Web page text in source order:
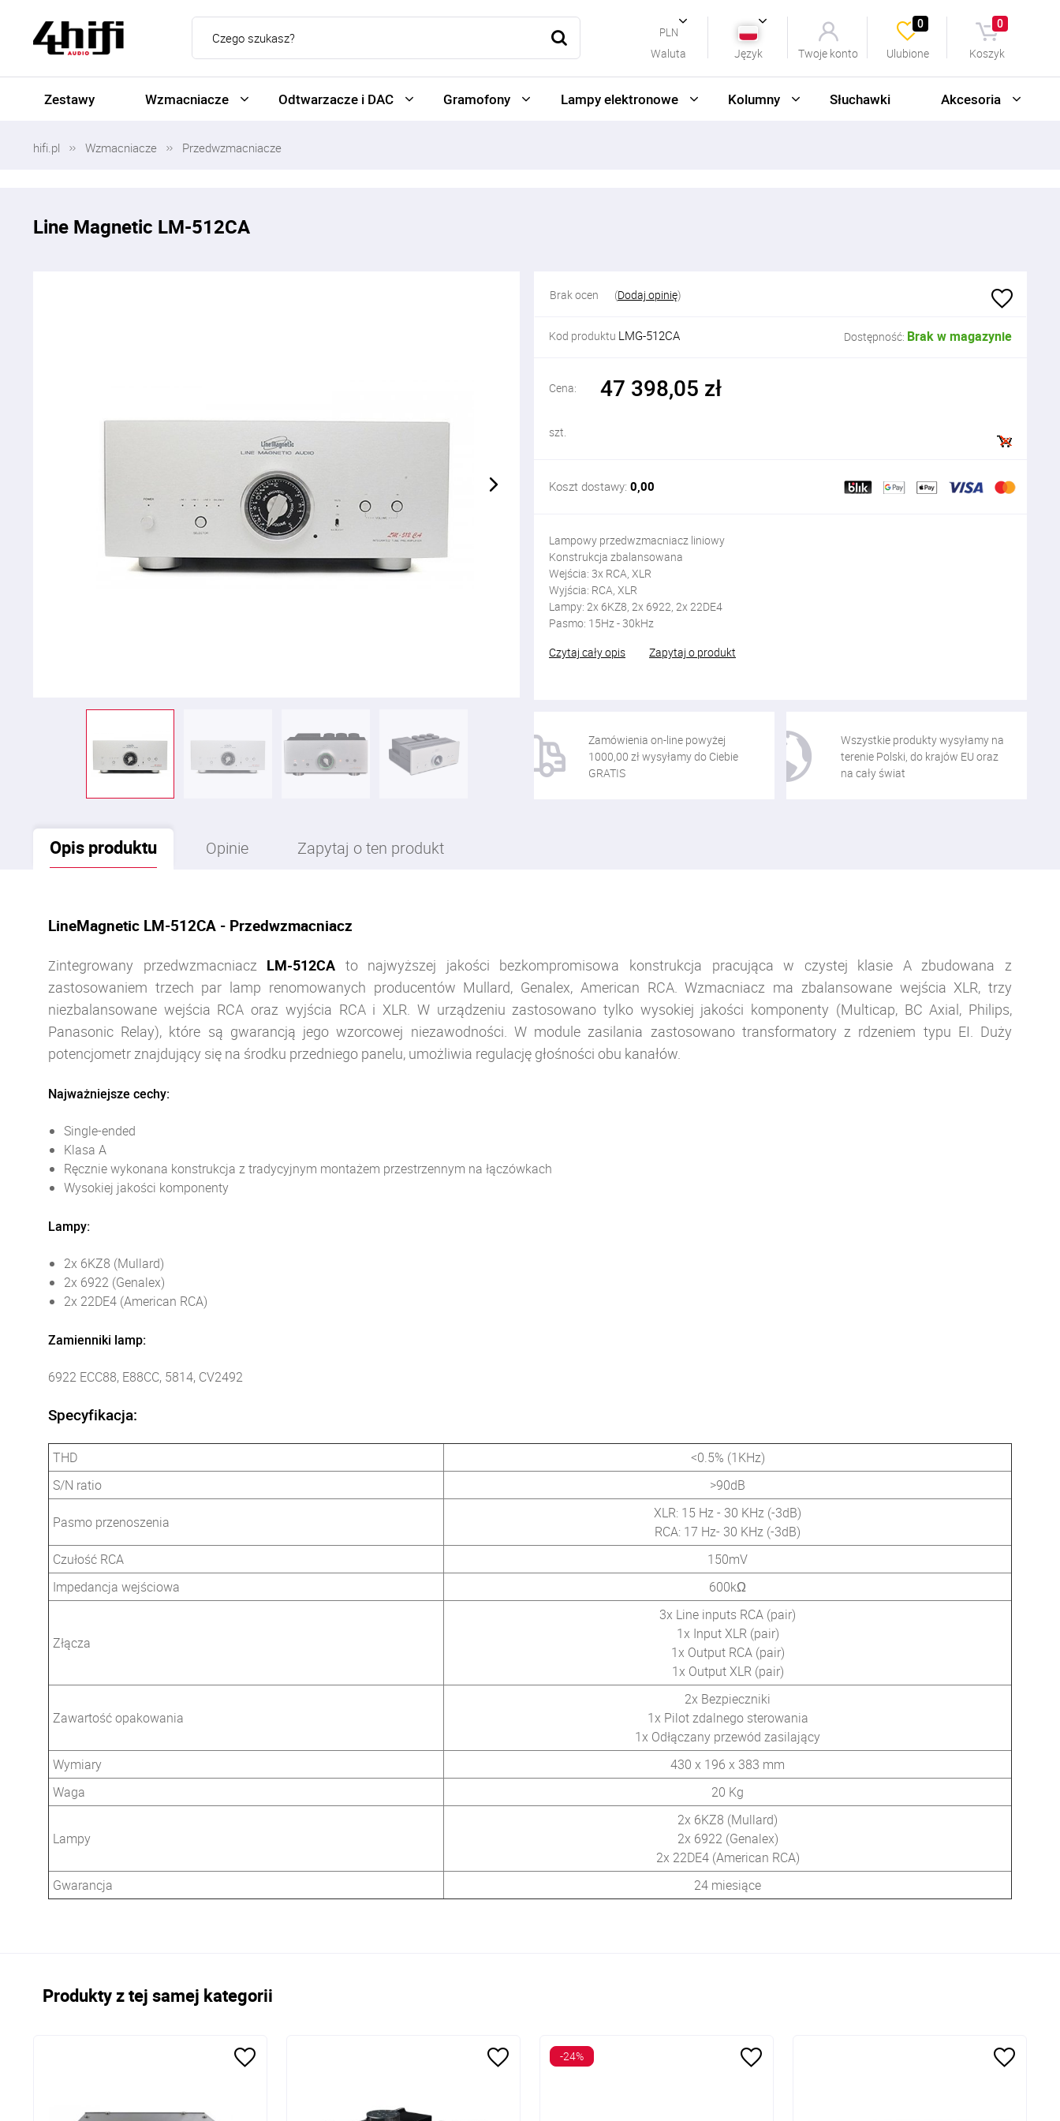
Waluta
PLN
Język Twoje konto Ulubione
0
Koszyk
0
Zestawy Wzmacniacze Odtwarzacze i DAC Gramofony Lampy elektronowe Kolumny Słuchawki Akcesoria
hifi.pl Wzmacniacze Przedwzmacniacze
Line Magnetic LM-512CA
Brak ocen (Dodaj opinię)
Kod produktu LMG-512CA Dostępność: Brak w magazynie
Cena: 47 398,05 zł
szt.
Koszt dostawy: 0,00
Lampowy przedwzmacniacz liniowy
Konstrukcja zbalansowana
Wejścia: 3x RCA, XLR
Wyjścia: RCA, XLR
Lampy: 2x 6KZ8, 2x 6922, 2x 22DE4
Pasmo: 15Hz - 30kHz
Czytaj cały opis
Zapytaj o produkt
Zamówienia on-line powyżej
1000,00 zł wysyłamy do Ciebie
GRATIS
Wszystkie produkty wysyłamy na
terenie Polski, do krajów EU oraz
na cały świat
Opis produktu Opinie Zapytaj o ten produkt
LineMagnetic LM-512CA - Przedwzmacniacz
Zintegrowany przedwzmacniacz LM-512CA to najwyższej jakości bezkompromisowa konstrukcja pracująca w czystej klasie A zbudowana z
zastosowaniem trzech par lamp renomowanych producentów Mullard, Genalex, American RCA. Wzmacniacz ma zbalansowane wejścia XLR, trzy
niezbalansowane wejścia RCA oraz wyjścia RCA i XLR. W urządzeniu zastosowano tylko wysokiej jakości komponenty (Multicap, BC Axial, Philips,
Panasonic Relay), które są gwarancją jego wzorcowej niezawodności. W module zasilania zastosowano transformatory z rdzeniem typu EI. Duży
potencjometr znajdujący się na środku przedniego panelu, umożliwia regulację głośności obu kanałów.
Najważniejsze cechy:
Single-ended
Klasa A
Ręcznie wykonana konstrukcja z tradycyjnym montażem przestrzennym na łączówkach
Wysokiej jakości komponenty
Lampy:
2x 6KZ8 (Mullard)
2x 6922 (Genalex)
2x 22DE4 (American RCA)
Zamienniki lamp:
6922 ECC88, E88CC, 5814, CV2492
Specyfikacja:
THD
<0.5% (1KHz)
S/N ratio
>90dB
Pasmo przenoszenia
XLR: 15 Hz - 30 KHz (-3dB)
RCA: 17 Hz- 30 KHz (-3dB)
Czułość RCA
150mV
Impedancja wejściowa
600kΩ
Złącza
3x Line inputs RCA (pair)
1x Input XLR (pair)
1x Output RCA (pair)
1x Output XLR (pair)
Zawartość opakowania
2x Bezpieczniki
1x Pilot zdalnego sterowania
1x Odłączany przewód zasilający
Wymiary
430 x 196 x 383 mm
Waga
20 Kg
Lampy
2x 6KZ8 (Mullard)
2x 6922 (Genalex)
2x 22DE4 (American RCA)
Gwarancja
24 miesiące
Produkty z tej samej kategorii
-24%